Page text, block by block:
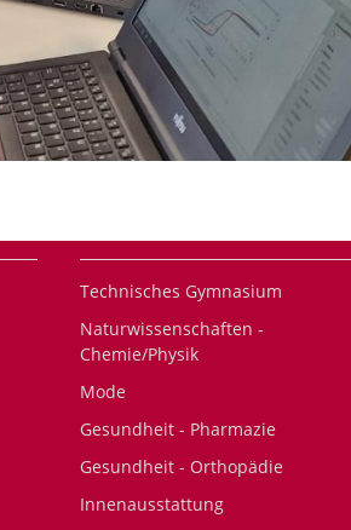
Technisches Gymnasium
Naturwissenschaften -
Chemie/Physik
Mode
Gesundheit - Pharmazie
Gesundheit - Orthopädie
Innenausstattung